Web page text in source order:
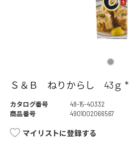
Ｓ＆Ｂ ねりからし 43ｇ *
カタログ番号
48-15-40332
商品番号
4901002066567
マイリストに登録する